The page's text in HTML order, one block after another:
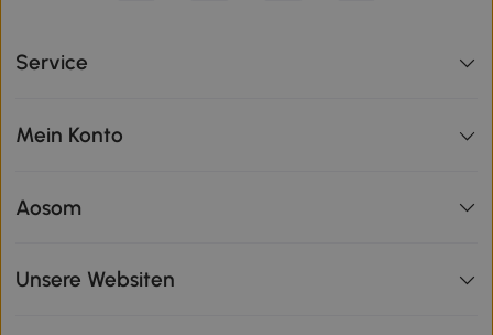
Service
Mein Konto
Aosom
Unsere Websiten